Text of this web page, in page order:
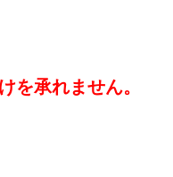
を承れません。